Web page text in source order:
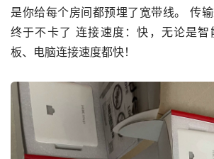
是你给每个房间都预埋了宽带线。 传
终于不卡了 连接速度：快，无论是智
板、电脑连接速度都快！